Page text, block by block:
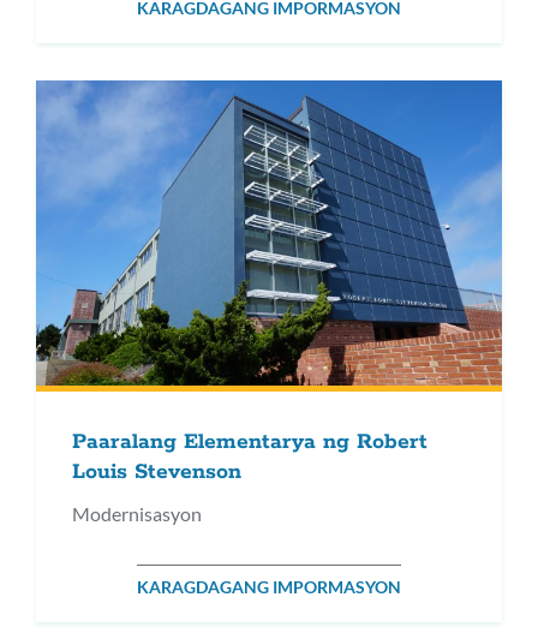
KARAGDAGANG IMPORMASYON
Paaralang Elementarya ng Robert
Louis Stevenson
Modernisasyon
KARAGDAGANG IMPORMASYON